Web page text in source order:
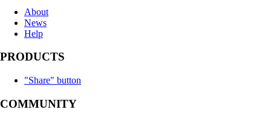
About
News
Help
PRODUCTS
"Share" button
COMMUNITY